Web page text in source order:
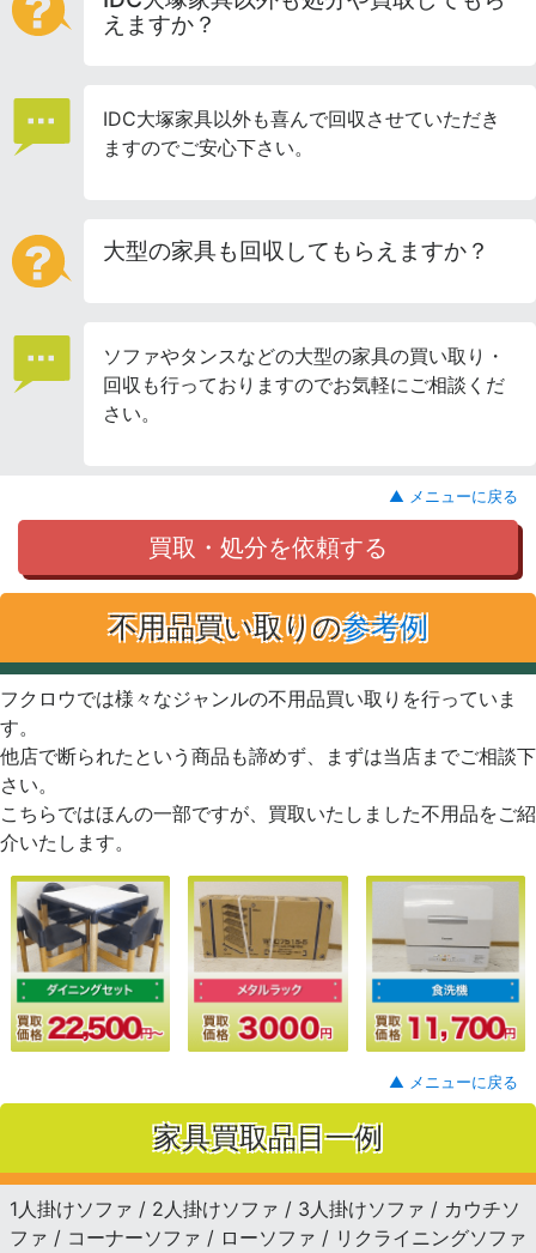
えますか？
IDC大塚家具以外も喜んで回収させていただき
ますのでご安心下さい。
大型の家具も回収してもらえますか？
ソファやタンスなどの大型の家具の買い取り・
回収も行っておりますのでお気軽にご相談くだ
さい。
▲ メニューに戻る
買取・処分を依頼する
不用品買い取りの参考例
フクロウでは様々なジャンルの不用品買い取りを行っていま
す。
他店で断られたという商品も諦めず、まずは当店までご相談下
さい。
こちらではほんの一部ですが、買取いたしました不用品をご紹
介いたします。
▲ メニューに戻る
家具買取品目一例
1人掛けソファ / 2人掛けソファ / 3人掛けソファ / カウチソ
ファ / コーナーソファ / ローソファ / リクライニングソファ